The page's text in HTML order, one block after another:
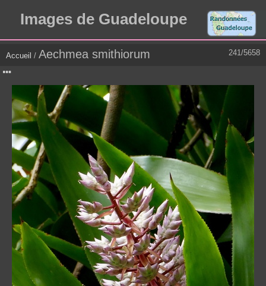
Images de Guadeloupe
241/5658
Accueil / Aechmea smithiorum